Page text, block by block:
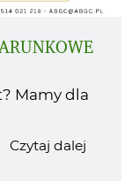
Mamy dla
Czytaj dalej